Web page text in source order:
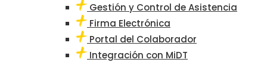
Gestión y Control de Asistencia
Firma Electrónica
Portal del Colaborador
Integración con MiDT